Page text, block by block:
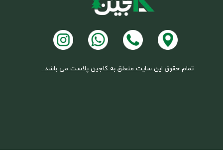
تمام حقوق این سایت متعلق به کاجین پلاست می باشد .